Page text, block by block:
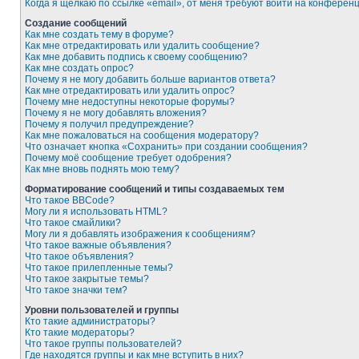
Когда я щёлкаю по ссылке «email», от меня требуют войти на
Создание сообщений
Как мне создать тему в форуме?
Как мне отредактировать или удалить сообщение?
Как мне добавить подпись к своему сообщению?
Как мне создать опрос?
Почему я не могу добавить больше вариантов ответа?
Как мне отредактировать или удалить опрос?
Почему мне недоступны некоторые форумы?
Почему я не могу добавлять вложения?
Почему я получил предупреждение?
Как мне пожаловаться на сообщения модератору?
Что означает кнопка «Сохранить» при создании сообщения?
Почему моё сообщение требует одобрения?
Как мне вновь поднять мою тему?
Форматирование сообщений и типы создаваемых тем
Что такое BBCode?
Могу ли я использовать HTML?
Что такое смайлики?
Могу ли я добавлять изображения к сообщениям?
Что такое важные объявления?
Что такое объявления?
Что такое прилепленные темы?
Что такое закрытые темы?
Что такое значки тем?
Уровни пользователей и группы
Кто такие администраторы?
Кто такие модераторы?
Что такое группы пользователей?
Где находятся группы и как мне вступить в них?